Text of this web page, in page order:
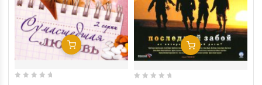
Добавить В Корзину Добавить В Корзину